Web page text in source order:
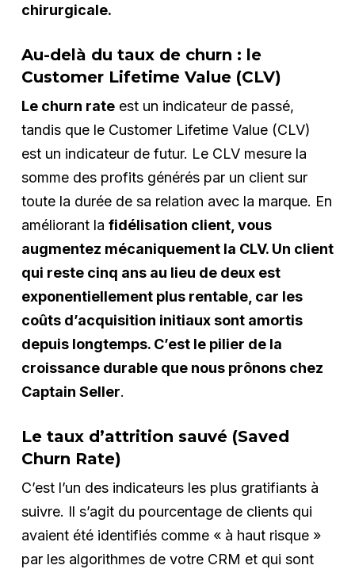
chirurgicale.
Au-delà du taux de churn : le
Customer Lifetime Value (CLV)
Le churn rateest un indicateur de passé,
tandis que le Customer Lifetime Value (CLV)
est un indicateur de futur. Le CLV mesure la
somme des profits générés par un client sur
toute la durée de sa relation avec la marque. En
améliorant la fidélisation client, vous
augmentez mécaniquement la CLV. Un client
qui reste cinq ans au lieu de deux est
exponentiellement plus rentable, car les
coûts d’acquisition initiaux sont amortis
depuis longtemps. C’est le pilier de la
croissance durable que nous prônons chez
Captain Seller.
Le taux d’attrition sauvé (Saved
Churn Rate)
C’est l’un des indicateurs les plus gratifiants à
suivre. Il s’agit du pourcentage de clients qui
avaient été identifiés comme « à haut risque »
par les algorithmes de votre CRM et qui sont